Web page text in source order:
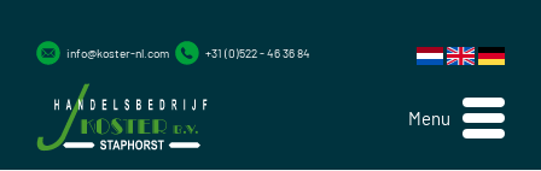
Menu
info@koster-nl.com +31 (0)522 - 46 36 84